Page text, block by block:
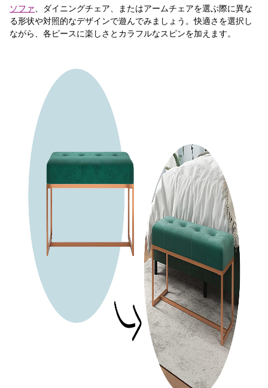
ソファ 、ダイニングチェア、またはアームチェアを選ぶ際に異な
る形状や対照的なデザインで遊んでみましょう。快適さを選択し
ながら、各ピースに楽しさとカラフルなスピンを加えます。